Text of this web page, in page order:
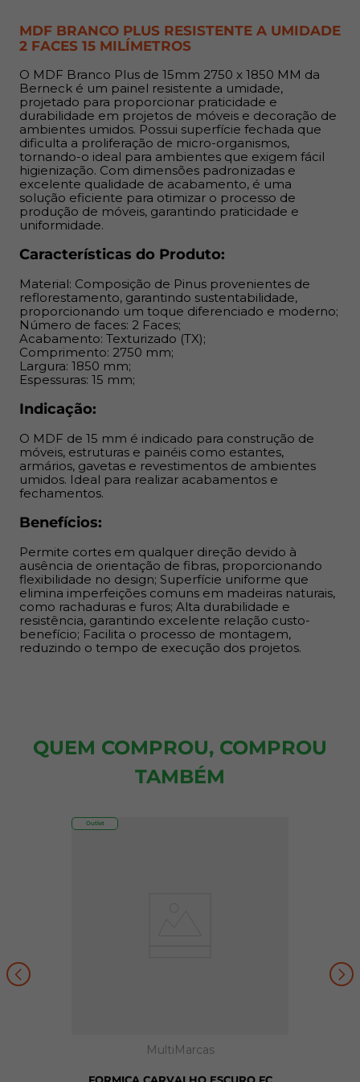
Acabamento: Texturizado (TX);
Comprimento: 2750 mm;
Largura: 1850 mm;
Espessuras: 15 mm;
Indicação:
O MDF de 15 mm é indicado para construção de móveis,
estruturas e painéis como estantes, armários, gavetas e
revestimentos de ambientes umidos. Ideal para realizar
acabamentos e fechamentos.
Permite cortes em qualquer direção devido à ausência
de orientação de fibras, proporcionando flexibilidade no
design; Superfície uniforme que elimina imperfeições
comuns em madeiras naturais, como rachaduras e furos;
Alta durabilidade e resistência, garantindo excelente
relação custo-benefício; Facilita o processo de
montagem, reduzindo o tempo de execução dos
projetos.
MDF BRANCO PLUS RESISTENTE A UMIDADE
2 FACES 15 MILÍMETROS
O MDF Branco Plus de 15mm 2750 x 1850 MM da
Berneck é um painel resistente a umidade,
projetado para proporcionar praticidade e
durabilidade em projetos de móveis e decoração de
ambientes umidos. Possui superfície fechada que
dificulta a proliferação de micro-organismos,
tornando-o ideal para ambientes que exigem fácil
higienização. Com dimensões padronizadas e
excelente qualidade de acabamento, é uma
solução eficiente para otimizar o processo de
produção de móveis, garantindo praticidade e
uniformidade.
Características do Produto:
Material: Composição de Pinus provenientes de
reflorestamento, garantindo sustentabilidade,
proporcionando um toque diferenciado e moderno;
Número de faces: 2 Faces;
Acabamento: Texturizado (TX);
Comprimento: 2750 mm;
Largura: 1850 mm;
Espessuras: 15 mm;
Indicação:
O MDF de 15 mm é indicado para construção de
móveis, estruturas e painéis como estantes,
armários, gavetas e revestimentos de ambientes
umidos. Ideal para realizar acabamentos e
fechamentos.
Benefícios:
Permite cortes em qualquer direção devido à
ausência de orientação de fibras, proporcionando
flexibilidade no design; Superfície uniforme que
elimina imperfeições comuns em madeiras naturais,
como rachaduras e furos; Alta durabilidade e
resistência, garantindo excelente relação custo-
benefício; Facilita o processo de montagem,
reduzindo o tempo de execução dos projetos.
QUEM COMPROU, COMPROU
TAMBÉM
Outlet
MultiMarcas